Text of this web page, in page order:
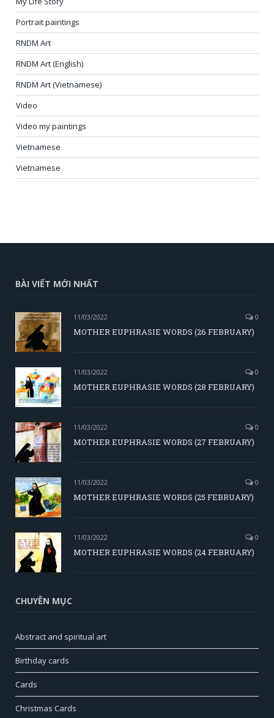
Portrait paintings
RNDM Art
RNDM Art (English)
RNDM Art (Vietnamese)
Video
Video my paintings
Vietnamese
Vietnamese
BÀI VIẾT MỚI NHẤT
11/03/2022 0
MOTHER EUPHRASIE WORDS (26 FEBRUARY)
11/03/2022 0
MOTHER EUPHRASIE WORDS (28 FEBRUARY)
11/03/2022 0
MOTHER EUPHRASIE WORDS (27 FEBRUARY)
11/03/2022 0
MOTHER EUPHRASIE WORDS (25 FEBRUARY)
11/03/2022 0
MOTHER EUPHRASIE WORDS (24 FEBRUARY)
CHUYÊN MỤC
Abstract and spiritual art
Birthday cards
Cards
Christmas Cards